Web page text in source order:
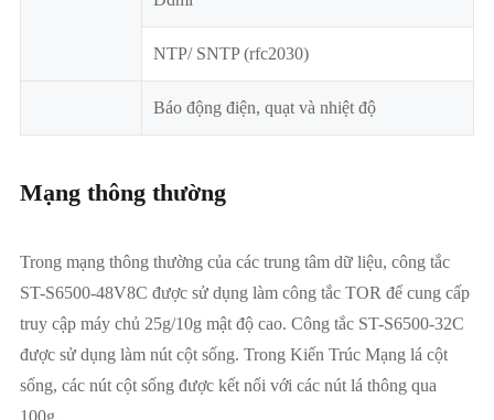
NTP/ SNTP (rfc2030)
Báo động điện, quạt và nhiệt độ
Mạng thông thường
Trong mạng thông thường của các trung tâm dữ liệu, công tắc
ST-S6500-48V8C được sử dụng làm công tắc TOR để cung cấp
truy cập máy chủ 25g/10g mật độ cao. Công tắc ST-S6500-32C
được sử dụng làm nút cột sống. Trong Kiến Trúc Mạng lá cột
sống, các nút cột sống được kết nối với các nút lá thông qua